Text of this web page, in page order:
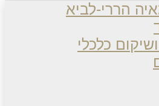
הררי-לביא
כלכלי